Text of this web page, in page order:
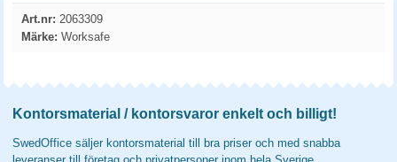
Art.nr: 2063309
Märke: Worksafe
Kontorsmaterial / kontorsvaror enkelt och billigt!
SwedOffice säljer kontorsmaterial till bra priser och med snabba